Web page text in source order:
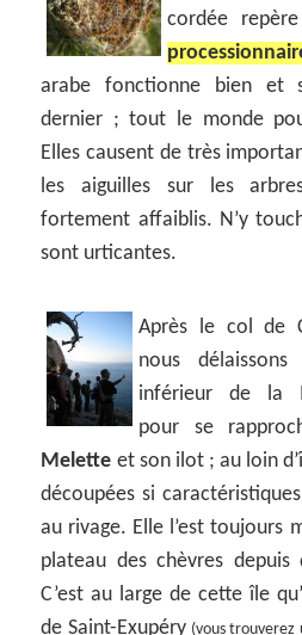
cordée
arabe fonctionne bien et
dernier ; tout le monde
Elles causent de très
les aiguilles sur les
fortement affaiblis. N’y
sont urticantes.
Après le col de
nous
inférieur de la
pour se
Melette et son ilot ; au loin
découpées si
au rivage. Elle l’est toujours
plateau des chèvres depuis
C’est au large de cette île
de Saint-Exupéry (vous trouverez